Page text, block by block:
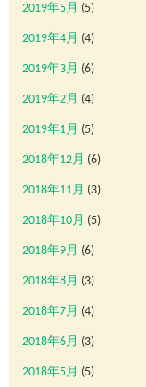
2019年5月 (5)
2019年4月 (4)
2019年3月 (6)
2019年2月 (4)
2019年1月 (5)
2018年12月 (6)
2018年11月 (3)
2018年10月 (5)
2018年9月 (6)
2018年8月 (3)
2018年7月 (4)
2018年6月 (3)
2018年5月 (5)